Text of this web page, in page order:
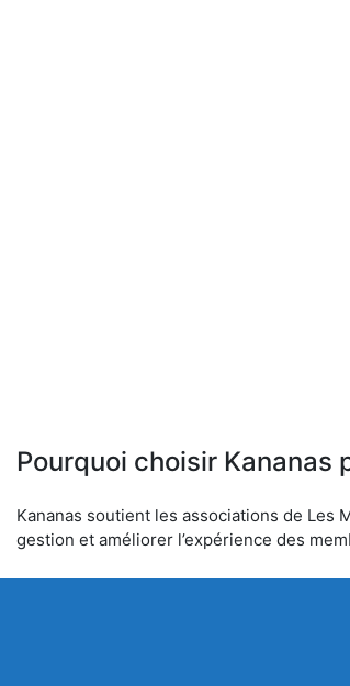
Pourquoi choisir Kananas
Kananas soutient les associations de Les
gestion et améliorer l’expérience des